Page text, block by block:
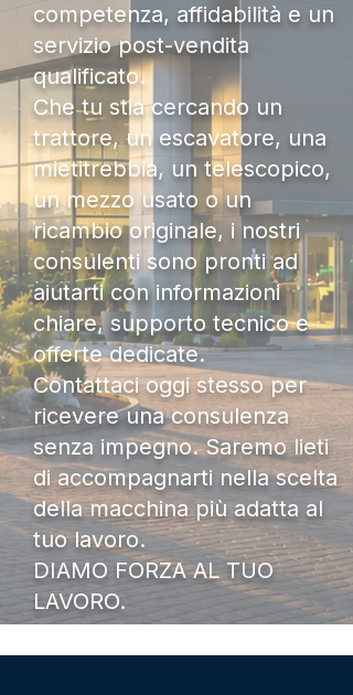
competenza, affidabilità e un
servizio post-vendita
qualificato.
Che tu stia cercando un
trattore, un escavatore, una
mietitrebbia, un telescopico,
un mezzo usato o un
ricambio originale, i nostri
consulenti sono pronti ad
aiutarti con informazioni
chiare, supporto tecnico e
offerte dedicate.
Contattaci oggi stesso per
ricevere una consulenza
senza impegno. Saremo lieti
di accompagnarti nella scelta
della macchina più adatta al
tuo lavoro.
DIAMO FORZA AL TUO
LAVORO.